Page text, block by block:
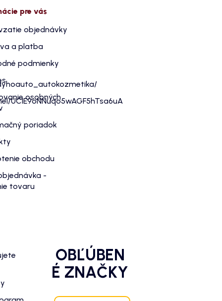
pre vás
objednávky
a platba
podmienky
osobných
poriadok
obchodu
-
tovaru
OBĽÚBEN
É ZNAČKY